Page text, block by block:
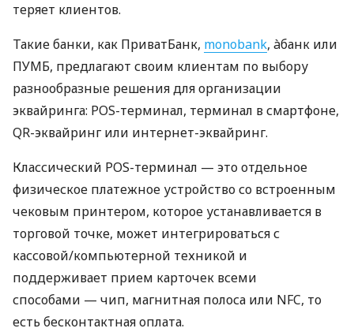
теряет клиентов.
Такие банки, как ПриватБанк, monobank, àбанк или
ПУМБ, предлагают своим клиентам по выбору
разнообразные решения для организации
эквайринга: POS-терминал, терминал в смартфоне,
QR-эквайринг или интернет-эквайринг.
Классический POS-терминал — это отдельное
физическое платежное устройство со встроенным
чековым принтером, которое устанавливается в
торговой точке, может интегрироваться с
кассовой/компьютерной техникой и
поддерживает прием карточек всеми
способами — чип, магнитная полоса или NFC, то
есть бесконтактная оплата.